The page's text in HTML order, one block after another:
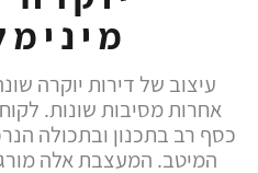
עיצוב של דירות יוקרה
אחרות מסיבות שונות.
כסף רב בתכנון ובתכולה
המיטב. המעצבת אלה